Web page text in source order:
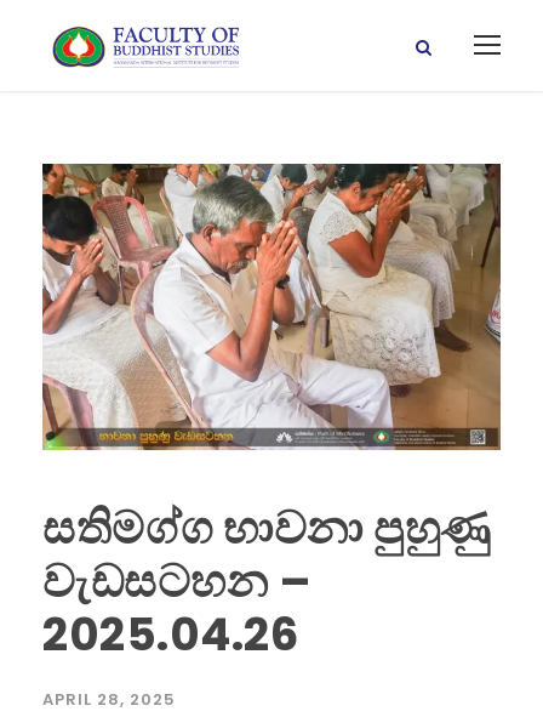
සතිමග්ග භාවනා පුහුණු
වැඩසටහන –
2025.04.26
APRIL 28, 2025